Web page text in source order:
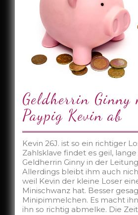
Geldherrin
Paypig Kevin ab
Kevin 26J. ist so ein richtiger
Zahlsklave findet es geil,
Geldherrin Ginny in der
Allerdings bleibt ihm auch
weil Kevin der kleine Loser
Minischwanz hat. Besser
Minipimmelchen. Es macht
ihn so richtig abmelke. Die